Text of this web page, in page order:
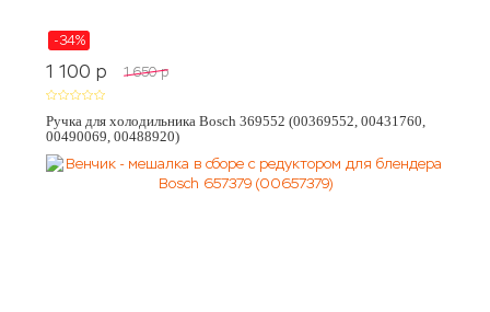
-34%
1 100 p 1 650 p
Ручка для холодильника Bosch 369552 (00369552, 00431760,
00490069, 00488920)